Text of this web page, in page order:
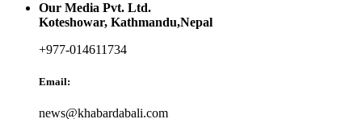
Our Media Pvt. Ltd.
Koteshowar, Kathmandu,Nepal
+977-014611734
Email:
news@khabardabali.com